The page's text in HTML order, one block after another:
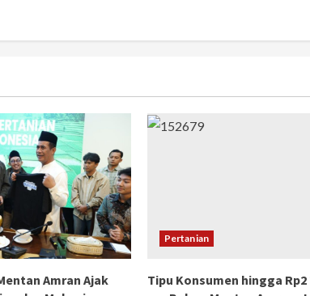
Amran Ajak
Pertanian
Tipu Konsumen hingga